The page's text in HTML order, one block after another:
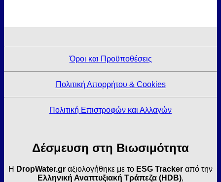
Όροι και Προϋποθέσεις
Πολιτική Απορρήτου & Cookies
Πολιτική Επιστροφών και Αλλαγών
Δέσμευση στη Βιωσιμότητα
Η DropWater.gr αξιολογήθηκε με το ESG Tracker από την
Ελληνική Αναπτυξιακή Τράπεζα (HDB),